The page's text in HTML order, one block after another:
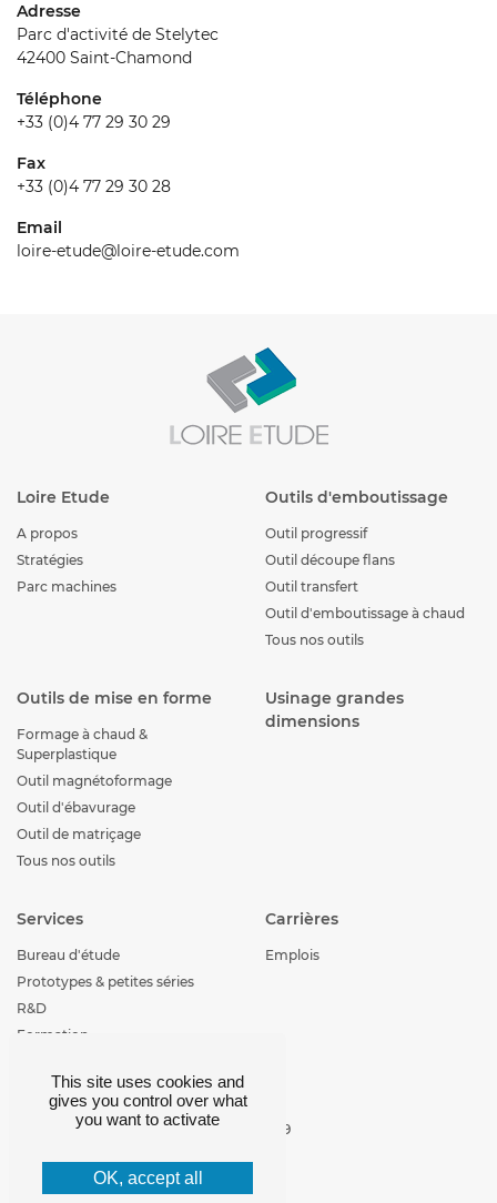
Adresse
Parc d'activité de Stelytec
42400 Saint-Chamond
Téléphone
+33 (0)4 77 29 30 29
Fax
+33 (0)4 77 29 30 28
Email
loire-etude@loire-etude.com
Loire Etude
A propos
Stratégies
Parc machines
Outils d'emboutissage
Outil progressif
Outil découpe flans
Outil transfert
Outil d'emboutissage à chaud
Tous nos outils
Outils de mise en forme
Formage à chaud &
Superplastique
Outil magnétoformage
Outil d'ébavurage
Outil de matriçage
Tous nos outils
Usinage grandes
dimensions
Services
Bureau d'étude
Prototypes & petites séries
R&D
Formation
Carrières
Emplois
Contact
+33 (0)4 77 29 30 29
etude.com
This site uses cookies and
gives you control over what
you want to activate
OK, accept all